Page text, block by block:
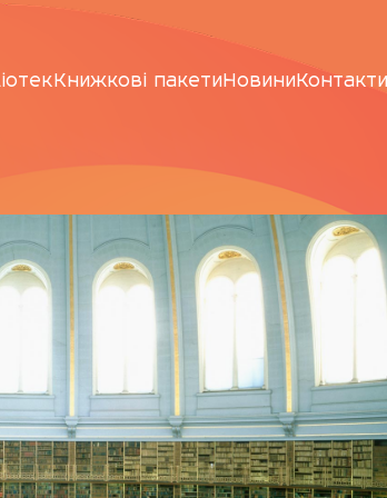
Книжкові пакети Новини Контакти